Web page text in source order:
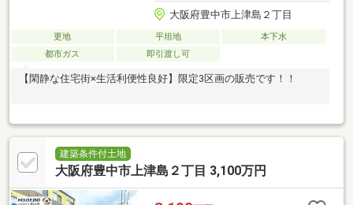
大阪府豊中市上津島２丁目
更地 平坦地
本下水
都市ガス
即引渡し可
【閑静な住宅街×生活利便性良好】限定3区画の販売です！！
建築条件付土地
大阪府豊中市上津島２丁目 3,100万円